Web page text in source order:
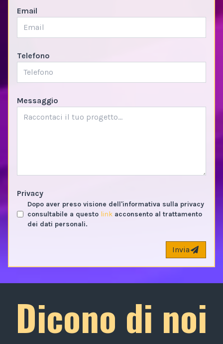
Email
Telefono
Messaggio
Privacy
Dopo aver preso visione dell'informativa sulla privacy
consultabile a questo link acconsento al trattamento
dei dati personali.
Invia
Dicono di noi